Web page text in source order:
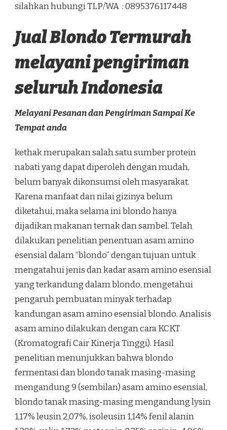
silahkan hubungi TLP/WA : 0895376117448
Jual Blondo Termurah
melayani pengiriman
seluruh Indonesia
Melayani Pesanan dan Pengiriman Sampai Ke
Tempat anda
kethak merupakan salah satu sumber protein
nabati yang dapat diperoleh dengan mudah,
belum banyak dikonsumsi oleh masyarakat.
Karena manfaat dan nilai gizinya belum
diketahui, maka selama ini blondo hanya
dijadikan makanan ternak dan sambel. Telah
dilakukan penelitian penentuan asam amino
esensial dalam “blondo” dengan tujuan untuk
mengatahui jenis dan kadar asam amino esensial
yang terkandung dalam blondo, mengetahui
pengaruh pembuatan minyak terhadap
kandungan asam amino esensial blondo. Analisis
asam amino dilakukan dengan cara KCKT
(Kromatografi Cair Kinerja Tinggi). Hasil
penelitian menunjukkan bahwa blondo
fermentasi dan blondo tanak masing-masing
mengandung 9 (sembilan) asam amino esensial,
blondo tanak masing-masing mengandung lysin
1,17% leusin 2,07%, isoleusin 1,14% fenil alanin